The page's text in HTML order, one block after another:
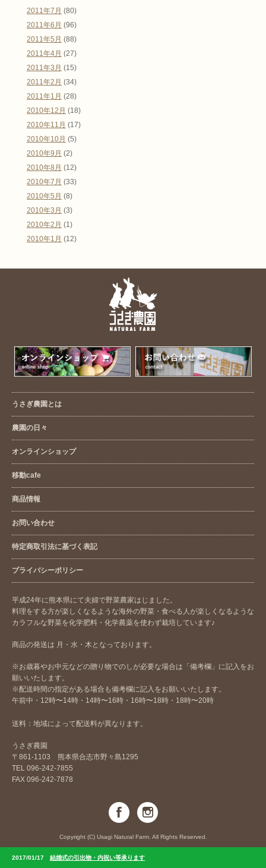
2017/01/17 結婚式の引出物・内祝い等承ります
2011年7月 (80)
2011年6月 (96)
2011年5月 (88)
2011年4月 (27)
2011年3月 (15)
2011年2月 (34)
2011年1月 (28)
2010年12月 (18)
2010年11月 (17)
2010年10月 (5)
2010年9月 (2)
2010年8月 (12)
2010年7月 (33)
2010年5月 (8)
2010年3月 (3)
2010年2月 (1)
2010年1月 (12)
うさぎ農園とは
農園の日々
オンラインショップ
移動cafe
商品情報
お問い合わせ
特定商取引法に基づく表記
プライバシーポリシー
平成24年に熊本県にて夫婦で野菜農家はじました。
料理をする方が楽しくなるような海外の野菜・食べる人が楽しくなるような
カラフルな野菜を化学肥料・化学農薬を使わず栽培しています♪
商品の発送は 月・水・木となっております。
※お歳暮やお中元などの贈り物でのしが必要な場合は「備考欄」に記入をお
願いいたします。
※配送時間の指定がある場合も備考欄に記入をお願いいたします。
午前中・12時〜14時・14時〜16時・16時〜18時・18時〜20時
送料：地域によって配送料が異なります。
うさぎ農園
〒861-1103 熊本県合志市野々島1295
TEL 096-242-7855
FAX 096-242-7878
Copyright (C) Usagi Natural Farm. All Rights Reserved.